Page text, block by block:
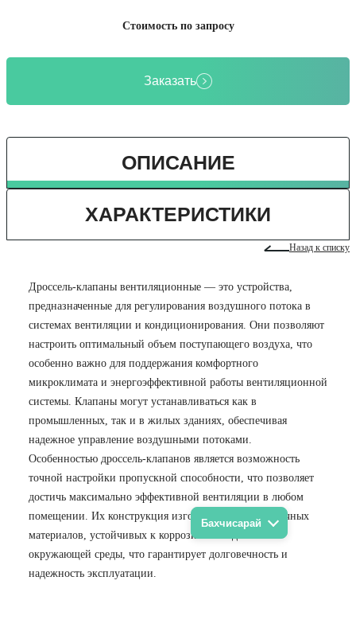
Бахчисарай
Стоимость по запросу
Заказать
ОПИСАНИЕ
ХАРАКТЕРИСТИКИ
Назад к списку
Дроссель-клапаны вентиляционные — это устройства,
предназначенные для регулирования воздушного потока в
системах вентиляции и кондиционирования. Они позволяют
настроить оптимальный объем поступающего воздуха, что
особенно важно для поддержания комфортного
микроклимата и энергоэффективной работы вентиляционной
системы. Клапаны могут устанавливаться как в
промышленных, так и в жилых зданиях, обеспечивая
надежное управление воздушными потоками.
Особенностью дроссель-клапанов является возможность
точной настройки пропускной способности, что позволяет
достичь максимально эффективной вентиляции в любом
помещении. Их конструкция изготавливается из прочных
материалов, устойчивых к коррозии и воздействию
окружающей среды, что гарантирует долговечность и
надежность эксплуатации.